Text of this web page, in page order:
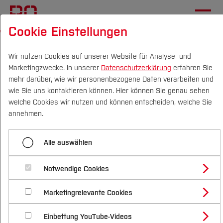
Campus Personen DE|EN Quicklinks
Studium
Studienangebote
Bachelorstudiengänge
Masterstudiengänge
Vor dem Studium
Bewerben & Einschreiben
Bewerbungsportal
Im Studium
Studienbüros und Prüfungen
Nach dem Studium
Forschung & Transfer
Profil
Forschungs- und Transferprofil
Schwerpunkte (FuT)
Beratung & Förderung
Nachhaltigkeit
Nachhaltigkeit studieren
International
Studium
Gesundheitswissenschaften:
Gesundheit fördern,
Erkrankungen
entgegenwirken
20.08.2025 Magazin
Mit neuem Studiengang
Gesundheitsverhalten stärken und
Cookie Einstellungen
Wir nutzen Cookies auf unserer Website für Analyse- und
Marketingzwecke. In unserer Datenschutzerklärung erfahren Sie
mehr darüber, wie wir personenbezogene Daten verarbeiten und
wie Sie uns kontaktieren können. Hier können Sie genau sehen
welche Cookies wir nutzen und können entscheiden, welche Sie
annehmen.
Alle auswählen
Notwendige Cookies
Marketingrelevante Cookies
Einbettung YouTube-Videos